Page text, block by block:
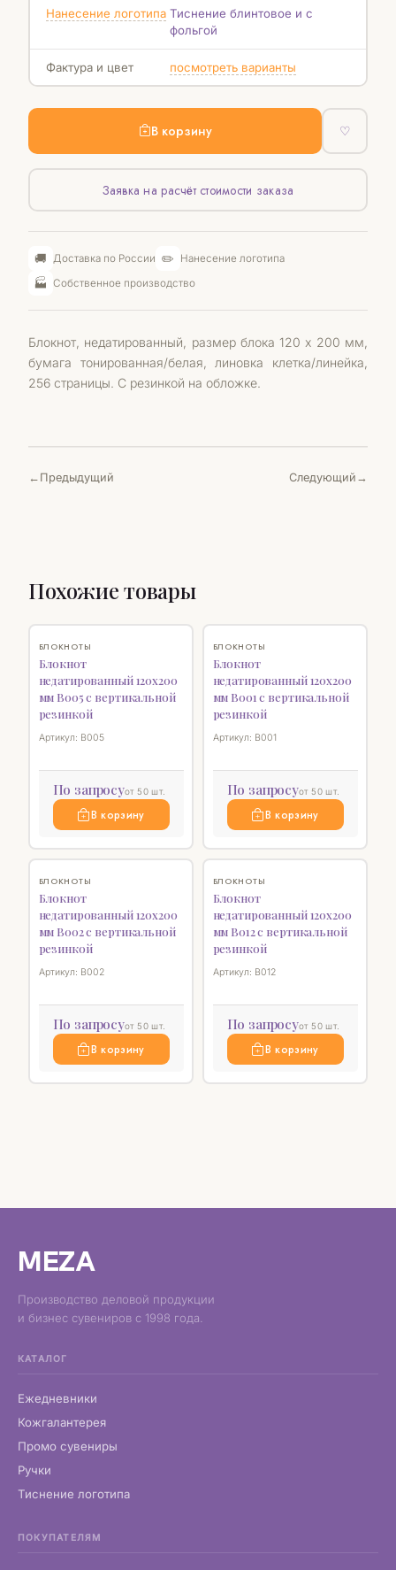
Нанесение логотипа Тиснение блинтовое и с
фольгой
Фактура и цвет посмотреть варианты
В корзину ♡
Заявка на расчёт стоимости заказа
🚚 Доставка по России ✏️ Нанесение логотипа
🏭 Собственное производство
Блокнот, недатированный, размер блока 120 x 200 мм,
бумага тонированная/белая, линовка клетка/линейка,
256 страницы. С резинкой на обложке.
Предыдущий Следующий
Похожие товары
БЛОКНОТЫ
Блокнот
недатированный 120х200
мм B005 с вертикальной
резинкой
Артикул: B005
По запросуот 50 шт.
В корзину
БЛОКНОТЫ
Блокнот
недатированный 120х200
мм B001 с вертикальной
резинкой
Артикул: B001
По запросуот 50 шт.
В корзину
БЛОКНОТЫ
Блокнот
недатированный 120х200
мм B002 с вертикальной
резинкой
Артикул: B002
По запросуот 50 шт.
В корзину
БЛОКНОТЫ
Блокнот
недатированный 120х200
мм B012 с вертикальной
резинкой
Артикул: B012
По запросуот 50 шт.
В корзину
MEZA
Производство деловой продукции
и бизнес сувениров с 1998 года.
КАТАЛОГ
Ежедневники
Кожгалантерея
Промо сувениры
Ручки
Тиснение логотипа
ПОКУПАТЕЛЯМ